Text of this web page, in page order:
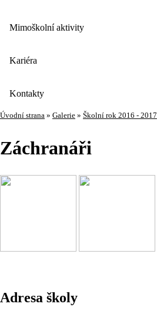
Mimoškolní aktivity
Kariéra
Kontakty
Úvodní strana » Galerie » Školní rok 2016 - 2017
Záchranáři
Adresa školy